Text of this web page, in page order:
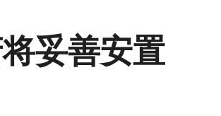
妥善安置